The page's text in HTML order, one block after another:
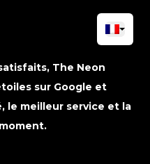
The Neon
sur Google et
le meilleur service et la